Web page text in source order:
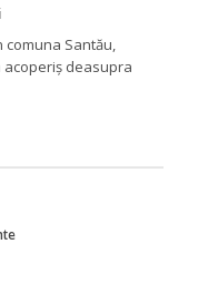
Santău,
acoperiș deasupra